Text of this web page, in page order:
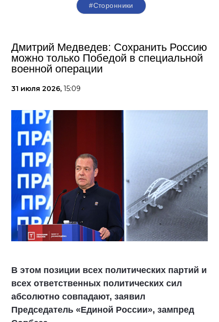
#Сторонники
Дмитрий Медведев: Сохранить Россию
можно только Победой в специальной
военной операции
31 июля 2026, 15:09
В этом позиции всех политических партий и
всех ответственных политических сил
абсолютно совпадают, заявил
Председатель «Единой России», зампред